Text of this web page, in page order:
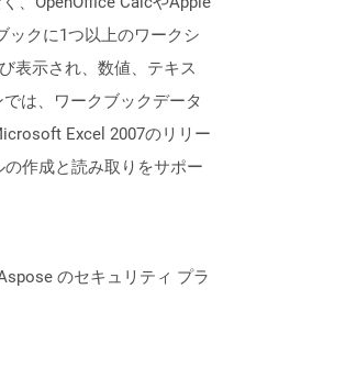
ックに1つ以上のワークシ
表示され、数値、テキス
は、ワークブックデータ
Excel 2007のリリー
作成と読み取りをサポー
のセキュリティ プラ